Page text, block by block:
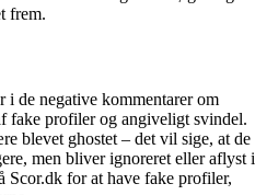
frem.
i de negative kommentarer om
fake profiler og angiveligt svindel.
blevet ghostet – det vil sige, at de
men bliver ignoreret eller aflyst i
Scor.dk for at have fake profiler,